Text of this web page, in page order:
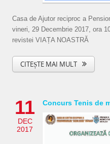
Casa de Ajutor reciproc a
vineri, 29 Decembrie 2017, ora
revistei VIAȚA NOASTRĂ
CITEȘTE MAI MULT
11
DEC
2017
Concurs Tenis de